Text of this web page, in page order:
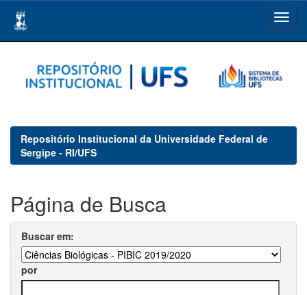
navigation
Repositório Institucional da Universidade Federal de
Sergipe - RI/UFS
Página de Busca
Buscar em:
por